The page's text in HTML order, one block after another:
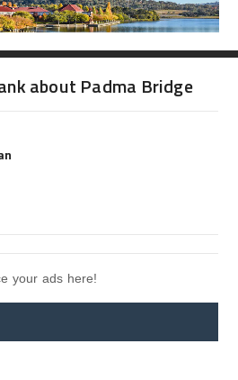
about Padma Bridge
your ads here!